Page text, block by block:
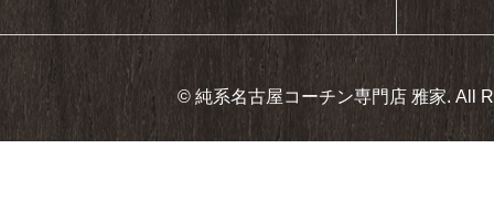
© 純系名古屋コーチン専門店 雅家. All